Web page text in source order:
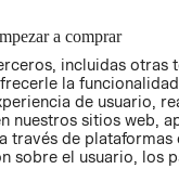
COMERCIO - SIC
PETICIONES
QUEJAS Y
RECLAMOS
a comprar
incluidas otras
la
de usuario,
nuestros sitios web,
través de plataformas
sobre el usuario, los